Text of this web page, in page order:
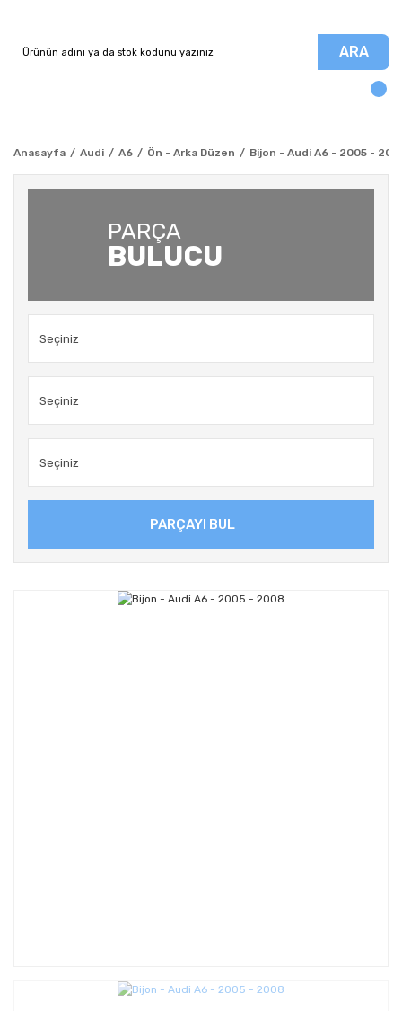
ARA
Anasayfa Audi A6 Ön - Arka Düzen Bijon - Audi A6 - 2005 -
PARÇA
BULUCU
PARÇAYI BUL